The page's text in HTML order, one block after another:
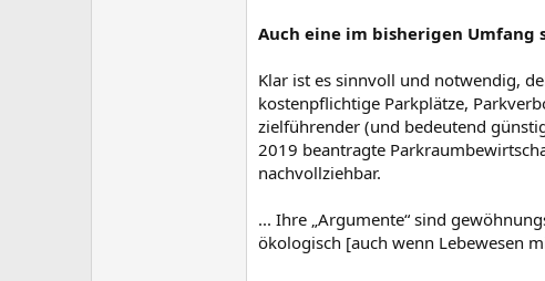
Auch eine im bisherigen
Klar ist es sinnvoll und notwendig,
kostenpflichtige Parkplätze,
zielführender (und bedeutend
2019 beantragte
nachvollziehbar.
... Ihre „Argumente“ sind
ökologisch [auch wenn Lebewesen